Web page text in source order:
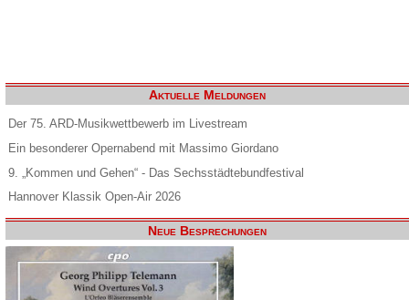
Aktuelle Meldungen
Der 75. ARD-Musikwettbewerb im Livestream
Ein besonderer Opernabend mit Massimo Giordano
9. „Kommen und Gehen“ - Das Sechsstädtebundfestival
Hannover Klassik Open-Air 2026
Neue Besprechungen